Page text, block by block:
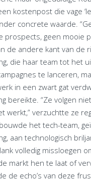
kostenpost die vage
concrete waarde.
prospects, geen mooie
de andere kant van de
die haar team tot het
te lanceren,
in een zwart gat
bereikte. “Ze volgen
werkt,” verzuchtte ze
het tech-team,
aan technologisch
volledig missloegen
markt hen te laat of
de echo’s van deze